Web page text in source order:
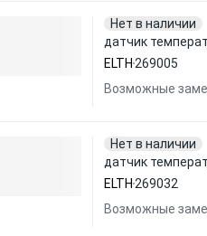
Нет в наличии
датчик
ELTH 269005
Возможные
Нет в наличии
датчик
ELTH 269032
Возможные